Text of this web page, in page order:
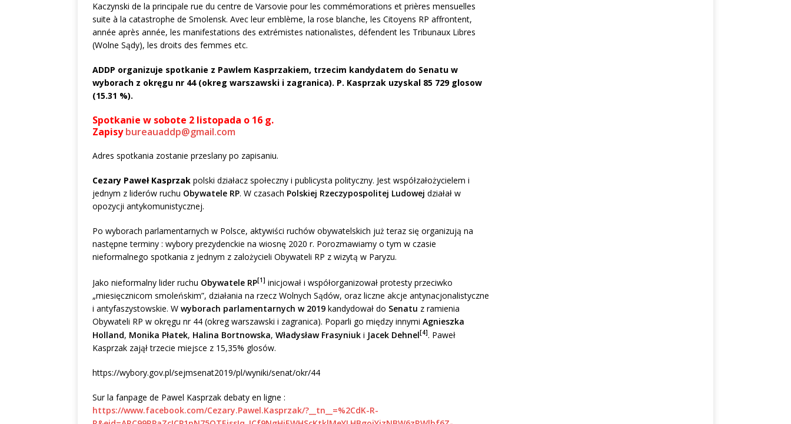
Kaczynski de la principale rue du centre de Varsovie pour les commémorations et prières mensuelles
suite à la catastrophe de Smolensk. Avec leur emblème, la rose blanche, les Citoyens RP affrontent,
année après année, les manifestations des extrémistes nationalistes, défendent les Tribunaux Libres
(Wolne Sądy), les droits des femmes etc.
ADDP organizuje spotkanie z Pawlem Kasprzakiem, trzecim kandydatem do Senatu w
wyborach z okręgu nr 44 (okreg warszawski i zagranica). P. Kasprzak uzyskal 85 729 glosow
(15.31 %).
Spotkanie w sobote 2 listopada o 16 g.
Zapisybureauaddp@gmail.com
Adres spotkania zostanie przeslany po zapisaniu.
Cezary Paweł Kasprzak polski działacz społeczny i publicysta polityczny. Jest współzałożycielem i
jednym z liderów ruchu Obywatele RP. W czasach Polskiej Rzeczypospolitej Ludowej działał w
opozycji antykomunistycznej.
Po wyborach parlamentarnych w Polsce, aktywiści ruchów obywatelskich już teraz się organizują na
następne terminy : wybory prezydenckie na wiosnę 2020 r. Porozmawiamy o tym w czasie
nieformalnego spotkania z jednym z zalożycieli Obywateli RP z wizytą w Paryzu.
Jako nieformalny lider ruchu Obywatele RP[1] inicjował i współorganizował protesty przeciwko
„miesięcznicom smoleńskim”, działania na rzecz Wolnych Sądów, oraz liczne akcje antynacjonalistyczne
i antyfaszystowskie. W wyborach parlamentarnych w 2019 kandydował do Senatu z ramienia
Obywateli RP w okręgu nr 44 (okreg warszawski i zagranica). Poparli go między innymi Agnieszka
Holland, Monika Płatek, Halina Bortnowska, Władysław Frasyniuk i Jacek Dehnel[4]. Paweł
Kasprzak zajął trzecie miejsce z 15,35% glosów.
https://wybory.gov.pl/sejmsenat2019/pl/wyniki/senat/okr/44
Sur la fanpage de Pawel Kasprzak debaty en ligne :
https://www.facebook.com/Cezary.Pawel.Kasprzak/?__tn__=%2CdK-R-